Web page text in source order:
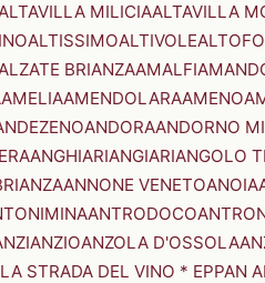
MILICIAALTAVILLA
ALTISSIMOALTIVOLE
BRIANZAAMALFI
AMELIAAMENDOLARAAMENO
ANDORAANDORNO
ANGHIARIANGIARIANGOLO
ANNONE VENETOANOIA
ANTRODOCO
ANZIOANZOLA D'OSSOLA
STRADA DEL VINO * EPPAN